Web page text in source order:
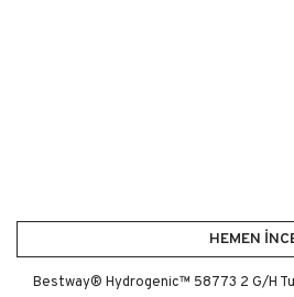
HEMEN
Bestway® Hydrogenic™ 58773 2 G/H